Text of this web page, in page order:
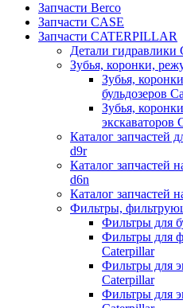
Запчасти Berco
Запчасти CASE
Запчасти CATERPILLAR
Детали гидравлики
Зубья, коронки,
Зубья,
бульдозеров
Зубья,
экскаваторов
Каталог запчастей
d9r
Каталог запчастей
d6n
Каталог запчастей
Фильтры,
Фильтры для
Фильтры для
Caterpillar
Фильтры для
Caterpillar
Фильтры для